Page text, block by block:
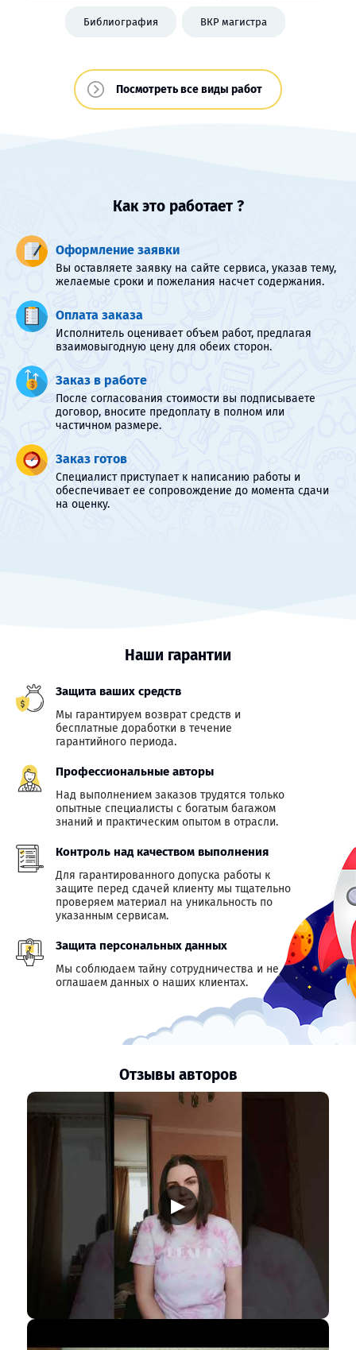
Библиография ВКР магистра
Посмотреть все виды работ
Как это работает ?
Оформление заявки
Вы оставляете заявку на сайте сервиса, указав тему,
желаемые сроки и пожелания насчет содержания.
Оплата заказа
Исполнитель оценивает объем работ, предлагая
взаимовыгодную цену для обеих сторон.
Заказ в работе
После согласования стоимости вы подписываете
договор, вносите предоплату в полном или
частичном размере.
Заказ готов
Специалист приступает к написанию работы и
обеспечивает ее сопровождение до момента сдачи
на оценку.
Наши гарантии
Защита ваших средств
Мы гарантируем возврат средств и
бесплатные доработки в течение
гарантийного периода.
Профессиональные авторы
Над выполнением заказов трудятся только
опытные специалисты с богатым багажом
знаний и практическим опытом в отрасли.
Контроль над качеством выполнения
Для гарантированного допуска работы к
защите перед сдачей клиенту мы тщательно
проверяем материал на уникальность по
указанным сервисам.
Защита персональных данных
Мы соблюдаем тайну сотрудничества и не
оглашаем данных о наших клиентах.
Отзывы авторов
▶